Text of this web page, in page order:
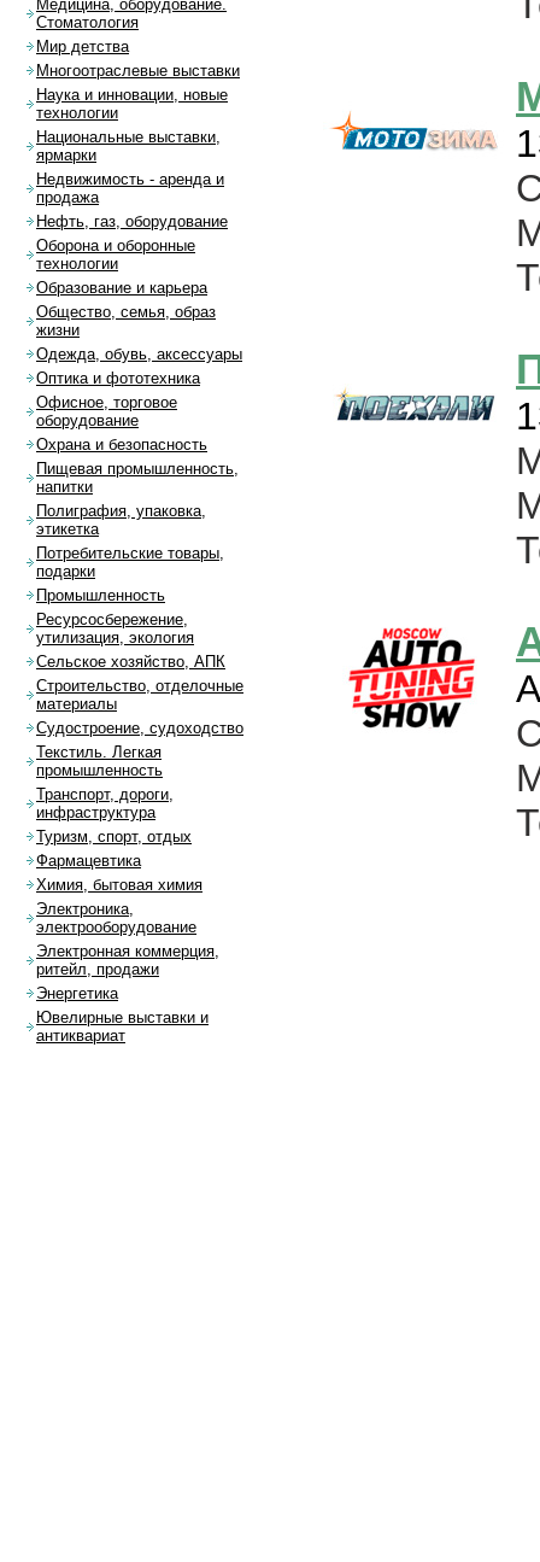
Медицина, оборудование.
Стоматология
Мир детства
Многоотраслевые выставки
Наука и инновации, новые
технологии
Национальные выставки,
ярмарки
Недвижимость - аренда и
продажа
Нефть, газ, оборудование
Оборона и оборонные
технологии
Образование и карьера
Общество, семья, образ
жизни
Одежда, обувь, аксессуары
Оптика и фототехника
Офисное, торговое
оборудование
Охрана и безопасность
Пищевая промышленность,
напитки
Полиграфия, упаковка,
этикетка
Потребительские товары,
подарки
Промышленность
Ресурсосбережение,
утилизация, экология
Сельское хозяйство, АПК
Строительство, отделочные
материалы
Судостроение, судоходство
Текстиль. Легкая
промышленность
Транспорт, дороги,
инфраструктура
Туризм, спорт, отдых
Фармацевтика
Химия, бытовая химия
Электроника,
электрооборудование
Электронная коммерция,
ритейл, продажи
Энергетика
Ювелирные выставки и
антиквариат